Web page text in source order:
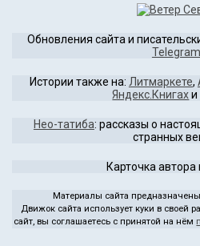
содержимому
Обновления сайта и
Telegram
Истории также на: Литмаркете,
Яндекс.Книгахи
Нео-татиба: рассказы о
странных
Карточка автора
Материалы сайта
Движок сайта использует куки в своей
сайт, вы соглашаетесь с принятой на нём